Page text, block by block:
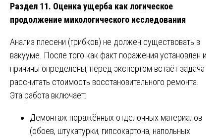
Раздел 11. Оценка ущерба как логическое
продолжение микологического исследования
Анализ плесени (грибков) не должен существовать в
вакууме. После того как факт поражения установлен и
причины определены, перед экспертом встаёт задача
рассчитать стоимость восстановительного ремонта.
Эта работа включает:
Демонтаж поражённых отделочных материалов
(обоев, штукатурки, гипсокартона, напольных